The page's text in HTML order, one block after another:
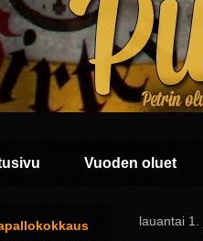
Vuoden oluet
lauantai